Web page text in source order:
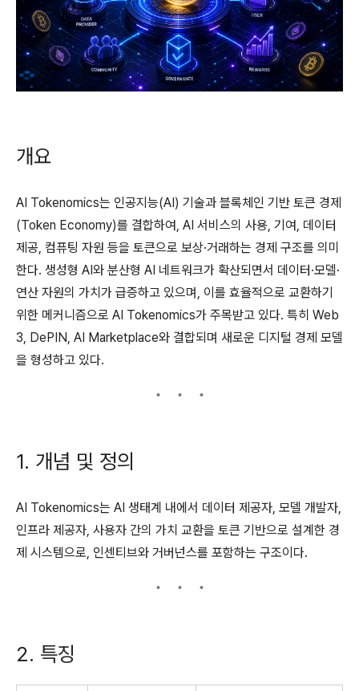
개요
AI Tokenomics는 인공지능(AI) 기술과 블록체인 기반 토큰 경제
(Token Economy)를 결합하여, AI 서비스의 사용, 기여, 데이터
제공, 컴퓨팅 자원 등을 토큰으로 보상·거래하는 경제 구조를 의미
한다. 생성형 AI와 분산형 AI 네트워크가 확산되면서 데이터·모델·
연산 자원의 가치가 급증하고 있으며, 이를 효율적으로 교환하기
위한 메커니즘으로 AI Tokenomics가 주목받고 있다. 특히 Web
3, DePIN, AI Marketplace와 결합되며 새로운 디지털 경제 모델
을 형성하고 있다.
1. 개념 및 정의
AI Tokenomics는 AI 생태계 내에서 데이터 제공자, 모델 개발자,
인프라 제공자, 사용자 간의 가치 교환을 토큰 기반으로 설계한 경
제 시스템으로, 인센티브와 거버넌스를 포함하는 구조이다.
2. 특징